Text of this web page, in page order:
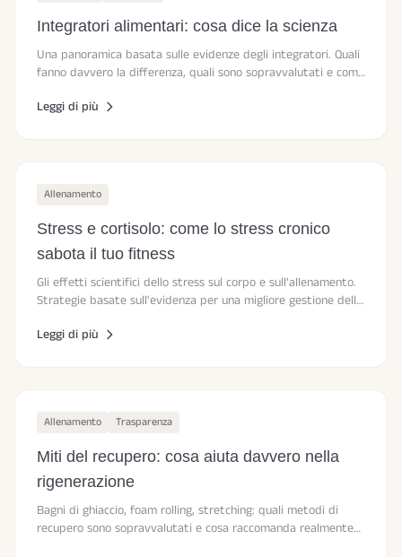
Integratori alimentari: cosa dice la scienza
Una panoramica basata sulle evidenze degli integratori. Quali
fanno davvero la differenza, quali sono sopravvalutati e come
Leggi di più
Allenamento
Stress e cortisolo: come lo stress cronico
sabota il tuo fitness
Gli effetti scientifici dello stress sul corpo e sull'allenamento.
Strategie basate sull'evidenza per una migliore gestione dello
Leggi di più
Allenamento Trasparenza
Miti del recupero: cosa aiuta davvero nella
rigenerazione
Bagni di ghiaccio, foam rolling, stretching: quali metodi di
recupero sono sopravvalutati e cosa raccomanda realmente